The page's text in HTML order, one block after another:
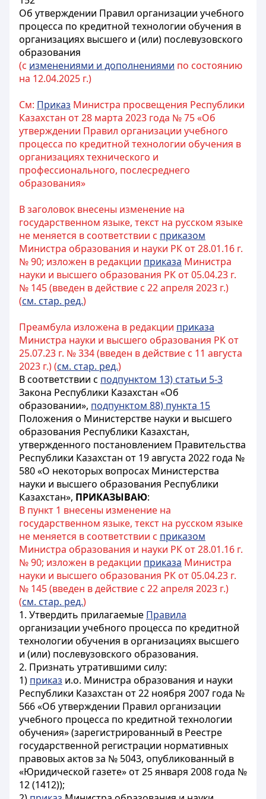
Об утверждении Правил организации учебного
процесса по кредитной технологии обучения в
организациях высшего и (или) послевузовского
образования
(с изменениями и дополнениями по состоянию
на 12.04.2025 г.)
См: Приказ Министра просвещения Республики
Казахстан от 28 марта 2023 года № 75 «Об
утверждении Правил организации учебного
процесса по кредитной технологии обучения в
организациях технического и
профессионального, послесреднего
образования»
В заголовок внесены изменение на
государственном языке, текст на русском языке
не меняется в соответствии с приказом
Министра образования и науки РК от 28.01.16 г.
№ 90; изложен в редакции приказа Министра
науки и высшего образования РК от 05.04.23 г.
№ 145 (введен в действие с 22 апреля 2023 г.)
(см. стар. ред.)
Преамбула изложена в редакции приказа
Министра науки и высшего образования РК от
25.07.23 г. № 334 (введен в действие с 11 августа
2023 г.) (см. стар. ред.)
В соответствии с подпунктом 13) статьи 5-3
Закона Республики Казахстан «Об
образовании», подпунктом 88) пункта 15
Положения о Министерстве науки и высшего
образования Республики Казахстан,
утвержденного постановлением Правительства
Республики Казахстан от 19 августа 2022 года №
580 «О некоторых вопросах Министерства
науки и высшего образования Республики
Казахстан», ПРИКАЗЫВАЮ:
В пункт 1 внесены изменение на
государственном языке, текст на русском языке
не меняется в соответствии с приказом
Министра образования и науки РК от 28.01.16 г.
№ 90; изложен в редакции приказа Министра
науки и высшего образования РК от 05.04.23 г.
№ 145 (введен в действие с 22 апреля 2023 г.)
(см. стар. ред.)
1. Утвердить прилагаемые Правила
организации учебного процесса по кредитной
технологии обучения в организациях высшего
и (или) послевузовского образования.
2. Признать утратившими силу:
1) приказ и.о. Министра образования и науки
Республики Казахстан от 22 ноября 2007 года №
566 «Об утверждении Правил организации
учебного процесса по кредитной технологии
обучения» (зарегистрированный в Реестре
государственной регистрации нормативных
правовых актов за № 5043, опубликованный в
«Юридической газете» от 25 января 2008 года №
12 (1412));